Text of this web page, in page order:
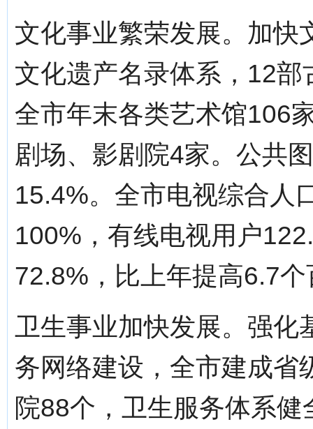
文化事业繁荣发展。加快
文化遗产名录体系，12
全市年末各类艺术馆106
剧场、影剧院4家。公共
15.4%。全市电视综合人
100%，有线电视用户
72.8%，比上年提高6.7
卫生事业加快发展。强化
务网络建设，全市建成省
院88个，卫生服务体系